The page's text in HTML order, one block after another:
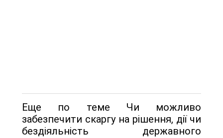
Еще по теме Чи можливо
забезпечити скаргу на рішення, дії чи
бездіяльність державного